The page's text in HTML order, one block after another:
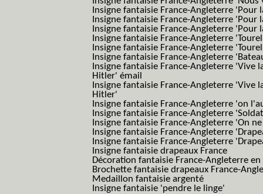
Insigne fantaisie France-Angleterre 'Pour
Insigne fantaisie France-Angleterre 'Pour
Insigne fantaisie France-Angleterre 'Pour
Insigne fantaisie France-Angleterre
Insigne fantaisie France-Angleterre
Insigne fantaisie France-Angleterre
Insigne fantaisie France-Angleterre
Hitler' émail
Insigne fantaisie France-Angleterre
Hitler'
Insigne fantaisie France-Angleterre 'on
Insigne fantaisie France-Angleterre
Insigne fantaisie France-Angleterre 'On
Insigne fantaisie France-Angleterre
Insigne fantaisie France-Angleterre
Insigne fantaisie drapeaux France
Décoration fantaisie France-Angleterre en
Brochette fantaisie drapeaux France-
Medaillon fantaisie argenté
Insigne fantaisie 'pendre le linge'